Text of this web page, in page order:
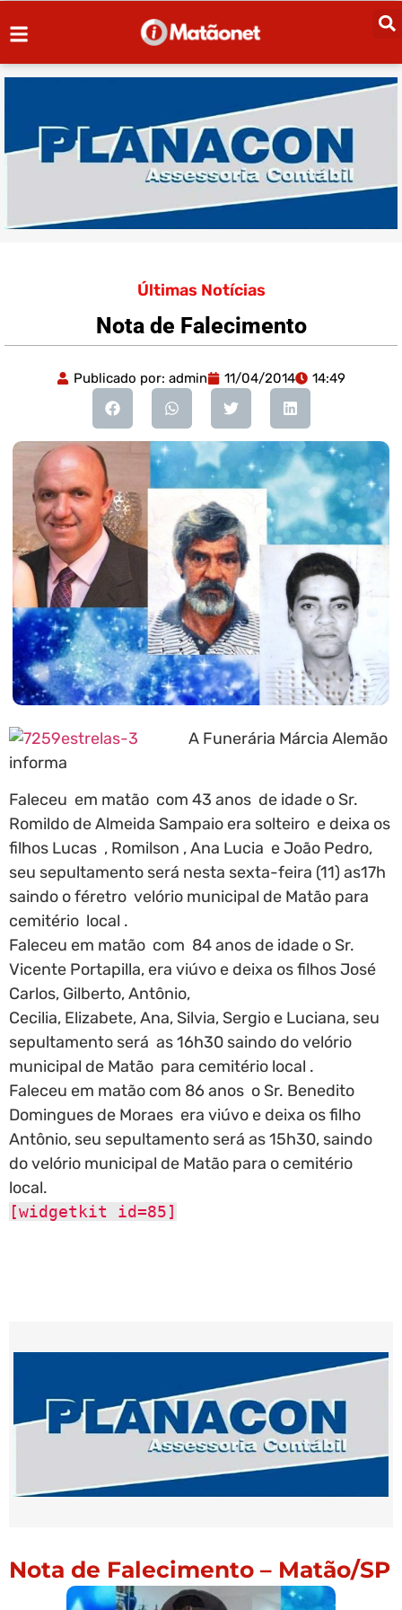
Últimas Notícias
Nota de Falecimento
Publicado por: admin 11/04/2014 14:49
A Funerária Márcia Alemão
informa
Faleceu em matão com 43 anos de idade o Sr.
Romildo de Almeida Sampaio era solteiro e deixa os
filhos Lucas , Romilson , Ana Lucia e João Pedro,
seu sepultamento será nesta sexta-feira (11) as17h
saindo o féretro velório municipal de Matão para
cemitério local .
Faleceu em matão com 84 anos de idade o Sr.
Vicente Portapilla, era viúvo e deixa os filhos José
Carlos, Gilberto, Antônio,
Cecilia, Elizabete, Ana, Silvia, Sergio e Luciana, seu
sepultamento será as 16h30 saindo do velório
municipal de Matão para cemitério local .
Faleceu em matão com 86 anos o Sr. Benedito
Domingues de Moraes era viúvo e deixa os filho
Antônio, seu sepultamento será as 15h30, saindo
do velório municipal de Matão para o cemitério
local.
[widgetkit id=85]
Nota de Falecimento – Matão/SP